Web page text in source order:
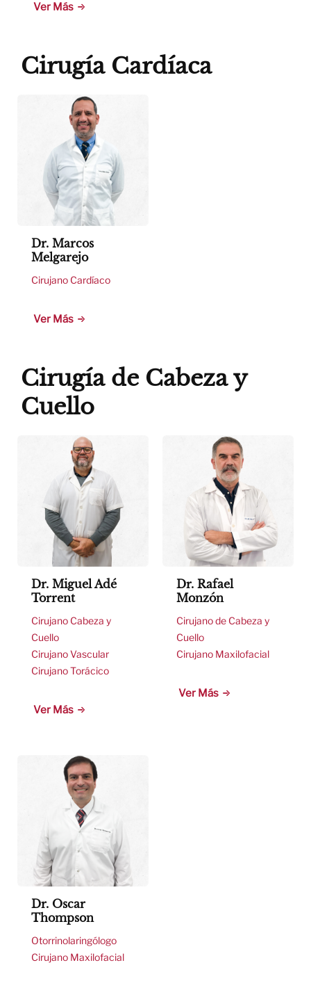
Ver Más
Cirugía Cardíaca
Dr. Marcos
Melgarejo
Cirujano Cardíaco
Ver Más
Cirugía de Cabeza y
Cuello
Dr. Miguel Adé
Torrent
Cirujano Cabeza y
Cuello
Cirujano Vascular
Cirujano Torácico
Ver Más
Dr. Rafael
Monzón
Cirujano de Cabeza y
Cuello
Cirujano Maxilofacial
Ver Más
Dr. Oscar
Thompson
Otorrinolaringólogo
Cirujano Maxilofacial